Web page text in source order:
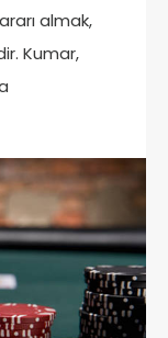
almak,
Kumar,